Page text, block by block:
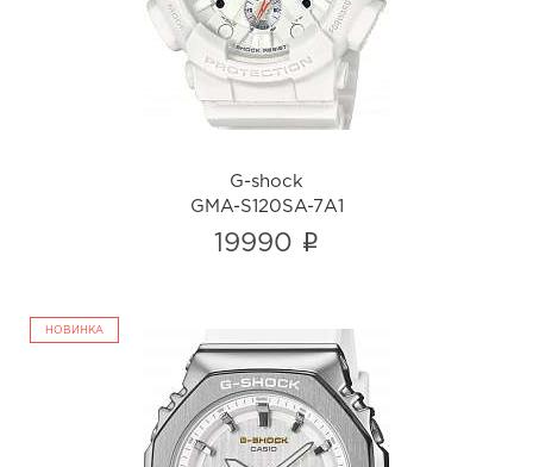
i
G-shock
GMA-S120SA-7A1
19990 i
НОВИНКА